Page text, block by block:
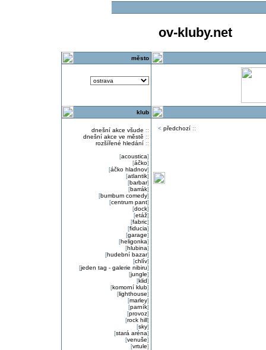
ov-kluby.net
město
klub
dnešní akce všude ::
dnešní akce ve městě ::
rozšířené hledání::
[acoustica]
[áčko]
[áčko hladnov]
[atlantik]
[barbar]
[barrák]
[bumbum comedy]
[centrum pant]
[dock]
[etáž]
[fabric]
[fiducia]
[garage]
[heligonka]
[hlubina]
[hudební bazar]
[chlív]
[jeden tag - galerie nibiru]
[jungle]
[klid]
[komorní klub]
[lighthouse]
[marley]
[parník]
[provoz]
[rock hill]
[sky]
[stará aréna]
[venuše]
[vrtule]
< předchozí::